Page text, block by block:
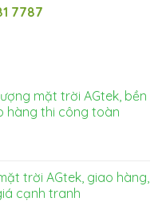
7787
mặt trời AGtek, bền
hàng thi công toàn
trời AGtek, giao hàng,
cạnh tranh